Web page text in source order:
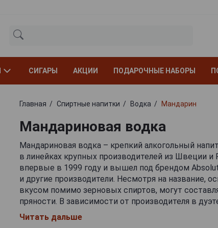
СИГАРЫ АКЦИИ ПОДАРОЧНЫЕ НАБОРЫ
Главная Спиртные напитки Водка Мандарин
Мандариновая водка
Мандариновая водка – крепкий алкогольный
в линейках крупных производителей из Швеции
впервые в 1999 году и вышел под брендом
и другие производители. Несмотря на название,
вкусом помимо зерновых спиртов, могут
пряности. В зависимости от производителя в
грейпфрут, лимон, (реже — лайм), а также
Читать дальше